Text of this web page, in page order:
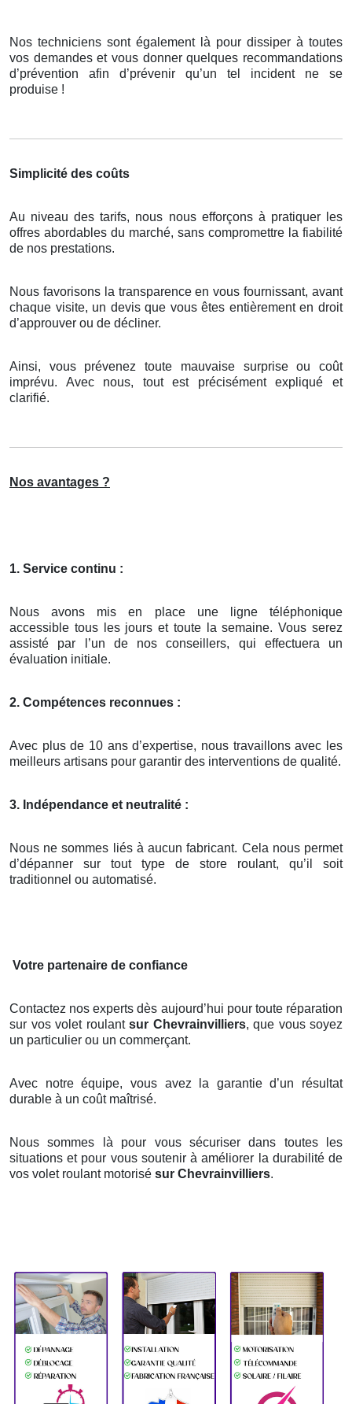
Nos techniciens sont également là pour dissiper à toutes
vos demandes et vous donner quelques recommandations
d’prévention afin d’prévenir qu’un tel incident ne se
produise !
Simplicité des coûts
Au niveau des tarifs, nous nous efforçons à pratiquer les
offres abordables du marché, sans compromettre la fiabilité
de nos prestations.
Nous favorisons la transparence en vous fournissant, avant
chaque visite, un devis que vous êtes entièrement en droit
d’approuver ou de décliner.
Ainsi, vous prévenez toute mauvaise surprise ou coût
imprévu. Avec nous, tout est précisément expliqué et
clarifié.
Nos avantages ?
1. Service continu :
Nous avons mis en place une ligne téléphonique
accessible tous les jours et toute la semaine. Vous serez
assisté par l’un de nos conseillers, qui effectuera un
évaluation initiale.
2. Compétences reconnues :
Avec plus de 10 ans d’expertise, nous travaillons avec les
meilleurs artisans pour garantir des interventions de qualité.
3. Indépendance et neutralité :
Nous ne sommes liés à aucun fabricant. Cela nous permet
d’dépanner sur tout type de store roulant, qu’il soit
traditionnel ou automatisé.
Votre partenaire de confiance
Contactez nos experts dès aujourd’hui pour toute réparation
sur vos volet roulant sur Chevrainvilliers, que vous soyez
un particulier ou un commerçant.
Avec notre équipe, vous avez la garantie d’un résultat
durable à un coût maîtrisé.
Nous sommes là pour vous sécuriser dans toutes les
situations et pour vous soutenir à améliorer la durabilité de
vos volet roulant motorisé sur Chevrainvilliers.